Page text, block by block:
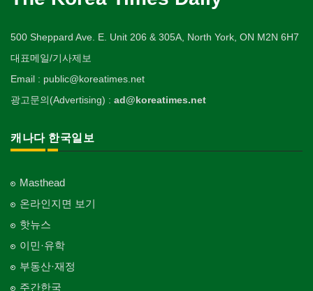
500 Sheppard Ave. E. Unit 206 & 305A, North York, ON M2N 6H7
대표메일/기사제보
Email : public@koreatimes.net
광고문의(Advertising) : ad@koreatimes.net
캐나다 한국일보
Masthead
온라인지면 보기
핫뉴스
이민·유학
부동산·재정
주간한국